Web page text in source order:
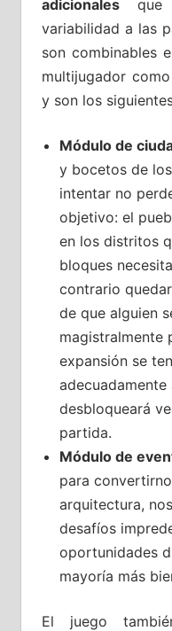
adicionalesque
variabilidad a las
son combinables
multijugador
y son los
Módulo de
y bocetos de
intentar no
objetivo: el
en los distritos
bloques
contrario
de que alguien
magistralmente
expansión se
desbloqueará
partida.
Módulo de
para
arquitectura,
desafíos
oportunidades
mayoría más
El juego